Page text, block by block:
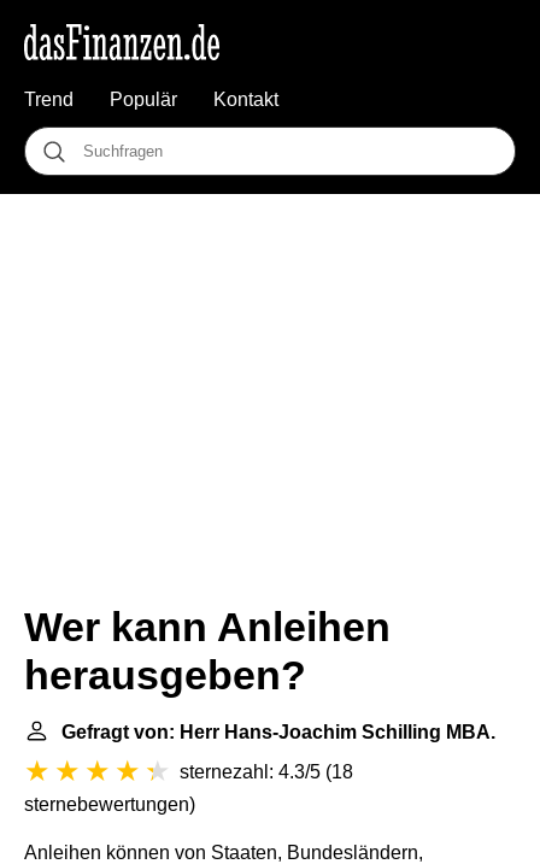
Trend Populär Kontakt
Wer kann Anleihen
herausgeben?
Gefragt von: Herr Hans-Joachim Schilling MBA.
sternezahl: 4.3/5 (18
sternebewertungen)
Anleihen können von Staaten, Bundesländern,